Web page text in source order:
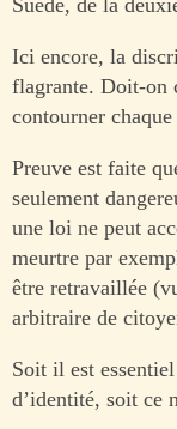
Ici encore, la
flagrante. Doit-on
contourner
Preuve est faite
seulement
une loi ne peut
meurtre par
être retravaillée
arbitraire de
Soit il est
d’identité, soit ce